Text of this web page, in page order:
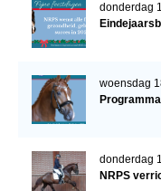
donderdag
woensdag
donderdag
NRPS